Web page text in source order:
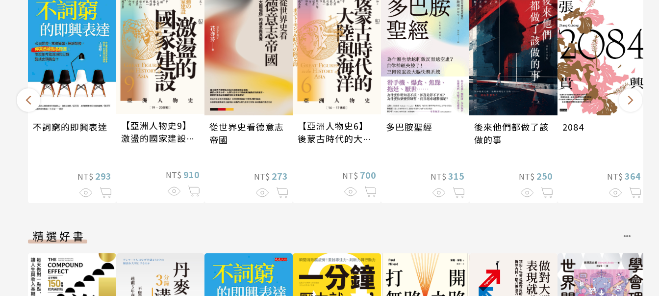
不詞窮的即興表達
NT$ 293
【亞洲人物史9】
激盪的國家建設
NT$ 910
從世界史看德意志
帝國
NT$ 273
【亞洲人物史6】
後蒙古時代的大陸
NT$ 700
多巴胺聖經
NT$ 315
後來他們都做了該
做的事
NT$ 250
2084
NT$ 364
精選好書